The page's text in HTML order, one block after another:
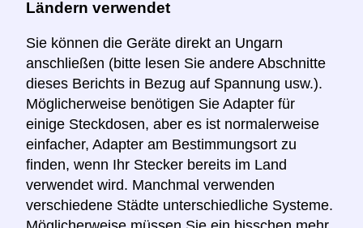
Ländern verwendet
Sie können die Geräte direkt an Ungarn
anschließen (bitte lesen Sie andere Abschnitte
dieses Berichts in Bezug auf Spannung usw.).
Möglicherweise benötigen Sie Adapter für
einige Steckdosen, aber es ist normalerweise
einfacher, Adapter am Bestimmungsort zu
finden, wenn Ihr Stecker bereits im Land
verwendet wird. Manchmal verwenden
verschiedene Städte unterschiedliche Systeme.